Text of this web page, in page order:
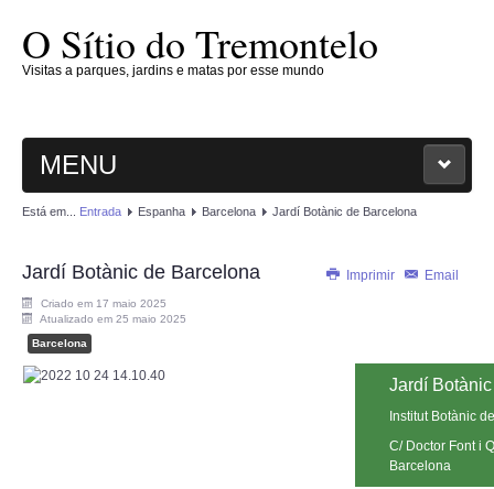
O Sítio do Tremontelo
Visitas a parques, jardins e matas por esse mundo
MENU
ENTRADA
O SÍTIO
PLANTAE
MAGNOLIOPHYTAE
Está em... Entrada Espanha Barcelona Jardí Botànic de Barcelona
Imprimir Email
Jardí Botànic de Barcelona
Criado em 17 maio 2025
Atualizado em 25 maio 2025
Barcelona
Jardí
Institut Botànic
C/ Doctor Font i
Barcelona